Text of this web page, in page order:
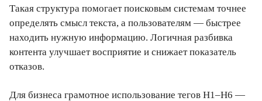
Такая структура помогает поисковым системам точнее
определять смысл текста, а пользователям — быстрее
находить нужную информацию. Логичная разбивка
контента улучшает восприятие и снижает показатель
отказов.
Для бизнеса грамотное использование тегов H1–H6 —